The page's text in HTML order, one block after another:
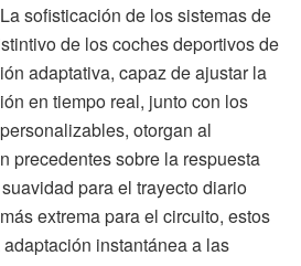
sofisticación de los sistemas de
de los coches deportivos de
adaptativa, capaz de ajustar la
en tiempo real, junto con los
otorgan al
precedentes sobre la respuesta
para el trayecto diario
extrema para el circuito, estos
instantánea a las